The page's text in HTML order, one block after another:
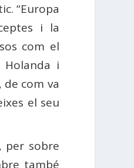
“Europa
i la
com el
Holanda i
de com va
el seu
per sobre
també